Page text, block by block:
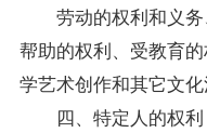
劳动的权利和义务
帮助的权利、受教育
学艺术创作和其它文
四、特定人的权利